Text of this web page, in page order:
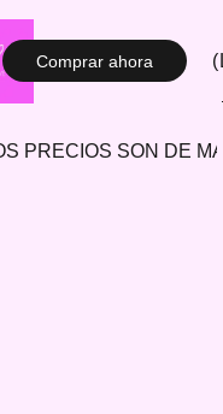
Comprar ahora
PRECIOS SON DE